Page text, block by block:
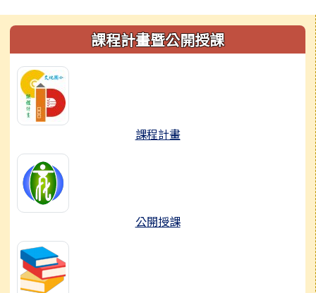
左邊區域內容課程計畫暨公開授課
課程計畫
公開授課